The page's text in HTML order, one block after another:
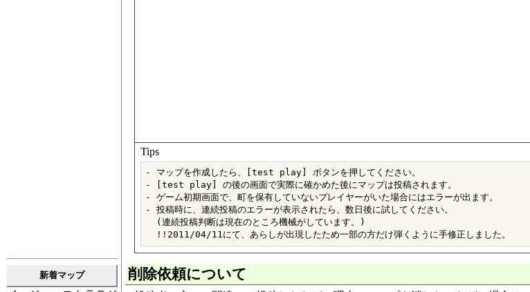
新着マップ
Tips
- マップを作成したら、[test play] ボタンを押してください。
- [test play] の後の画面で実際に確かめた後にマップは投稿されます。
- ゲーム初期画面で、町を保有していないプレイヤーがいた場合にはエラーが出ます。
- 投稿時に、連続投稿のエラーが表示されたら、数日後に試してください。
  (連続投稿判断は現在のところ機械がしています。)
削除依頼について